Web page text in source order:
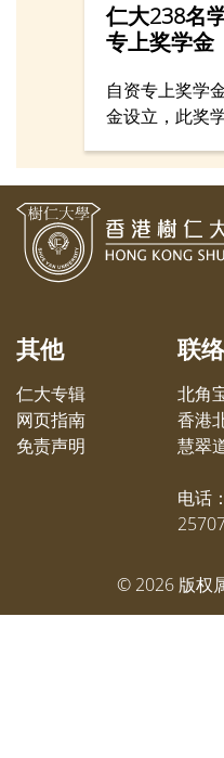
仁大238名
专上奖学金
自资专上奖学
金设立，此奖
佳进步奖、 才
有238名学生获
奖学金金额超
其他
仁大专辑
网页指南
免责声明
联
北角
香港
慧翠
电话
© 2026版权